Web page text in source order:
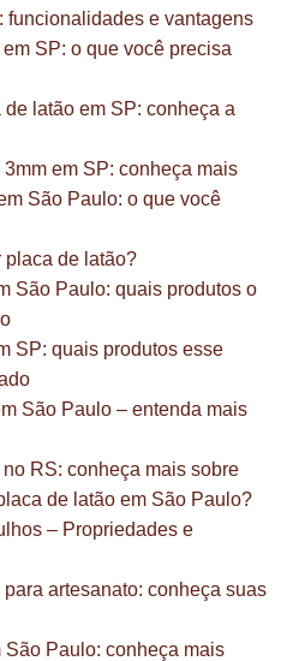
funcionalidades e vantagens
SP: o que você precisa
latão em SP: conheça a
em SP: conheça mais
São Paulo: o que você
placa de latão?
São Paulo: quais produtos o
SP: quais produtos esse
São Paulo – entenda mais
RS: conheça mais sobre
de latão em São Paulo?
– Propriedades e
artesanato: conheça suas
São Paulo: conheça mais